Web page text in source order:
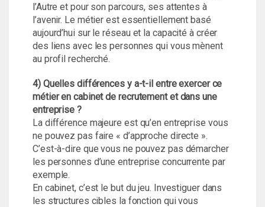
l’Autre et pour son parcours, ses attentes à
l’avenir. Le métier est essentiellement basé
aujourd’hui sur le réseau et la capacité à créer
des liens avec les personnes qui vous mènent
au profil recherché.
4) Quelles différences y a-t-il entre exercer ce
métier en cabinet de recrutement et dans une
entreprise ?
La différence majeure est qu’en entreprise vous
ne pouvez pas faire « d’approche directe ».
C’est-à-dire que vous ne pouvez pas démarcher
les personnes d’une entreprise concurrente par
exemple.
En cabinet, c’est le but du jeu. Investiguer dans
les structures cibles la fonction qui vous